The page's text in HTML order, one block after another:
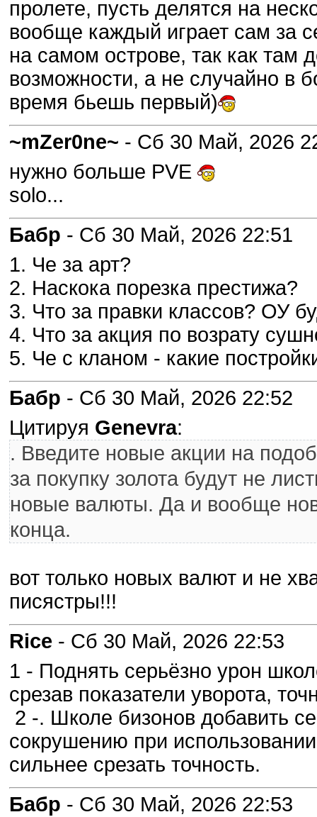
пролете, пусть делятся на
вообще каждый играет сам за
на самом острове, так как там
возможности, а не случайно в
время бьешь первый)
~mZer0ne~ - Сб 30 Май, 2026
нужно больше PVE
solo...
Бабр - Сб 30 Май, 2026 22:51
1. Че за арт?
2. Наскока порезка престижа?
3. Что за правки классов? ОУ
4. Что за акция по возрату
5. Че с кланом - какие
Бабр - Сб 30 Май, 2026 22:52
Цитируя Genevra:
. Введите новые акции на
за покупку золота будут не
новые валюты. Да и вообще
конца.
вот только новых валют и не
писястры!!!
Rice - Сб 30 Май, 2026 22:53
1 - Поднять серьёзно урон
срезав показатели уворота,
2 -. Школе бизонов добавить
сокрушению при
сильнее срезать точность.
Бабр - Сб 30 Май, 2026 22:53